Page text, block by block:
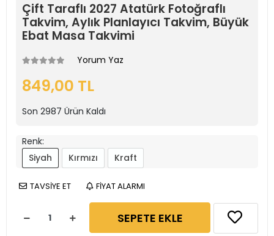
Çift Taraflı 2027 Atatürk Fotoğraflı
Takvim, Aylık Planlayıcı Takvim, Büyük
Ebat Masa Takvimi
Yorum Yaz
849,00 TL
Son 2987 Ürün Kaldı
Renk:
Siyah
Kırmızı Kraft
TAVSİYE ET FİYAT ALARMI
SEPETE EKLE